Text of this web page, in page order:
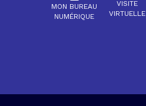
MON BUREAU
NUMÉRIQUE
VISITE
VIRTUELLE